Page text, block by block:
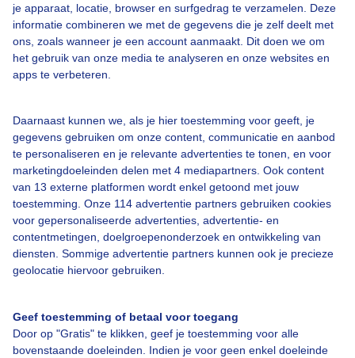
je apparaat, locatie, browser en surfgedrag te verzamelen. Deze
informatie combineren we met de gegevens die je zelf deelt met
ons, zoals wanneer je een account aanmaakt. Dit doen we om
het gebruik van onze media te analyseren en onze websites en
apps te verbeteren.
Daarnaast kunnen we, als je hier toestemming voor geeft, je
gegevens gebruiken om onze content, communicatie en aanbod
te personaliseren en je relevante advertenties te tonen, en voor
marketingdoeleinden delen met 4 mediapartners. Ook content
van 13 externe platformen wordt enkel getoond met jouw
toestemming. Onze 114 advertentie partners gebruiken cookies
voor gepersonaliseerde advertenties, advertentie- en
contentmetingen, doelgroepenonderzoek en ontwikkeling van
diensten. Sommige advertentie partners kunnen ook je precieze
geolocatie hiervoor gebruiken.
Geef toestemming of betaal voor toegang
Door op "Gratis" te klikken, geef je toestemming voor alle
bovenstaande doeleinden. Indien je voor geen enkel doeleinde
Bekijk slideshow
Een moment geduld aub...
Over Buienradar
Bedrijfsgegevens
Veelgestelde vragen